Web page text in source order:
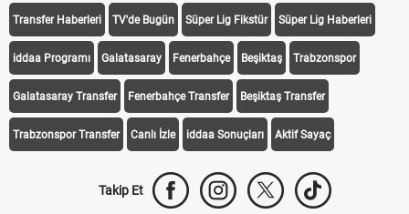
Transfer Haberleri TV'de Bugün Süper Lig Fikstür Süper Lig Haberleri
iddaa Programı Galatasaray Fenerbahçe Beşiktaş Trabzonspor
Galatasaray Transfer Fenerbahçe Transfer Beşiktaş Transfer
Trabzonspor Transfer Canlı İzle iddaa Sonuçları Aktif Sayaç
Takip Et